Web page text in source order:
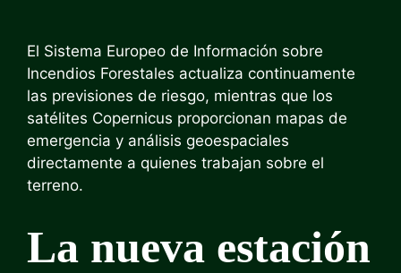
El Sistema Europeo de Información sobre
Incendios Forestales actualiza continuamente
las previsiones de riesgo, mientras que los
satélites Copernicus proporcionan mapas de
emergencia y análisis geoespaciales
directamente a quienes trabajan sobre el
terreno.
La nueva estación